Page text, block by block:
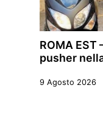
ROMA
pusher
9 Agosto 2026